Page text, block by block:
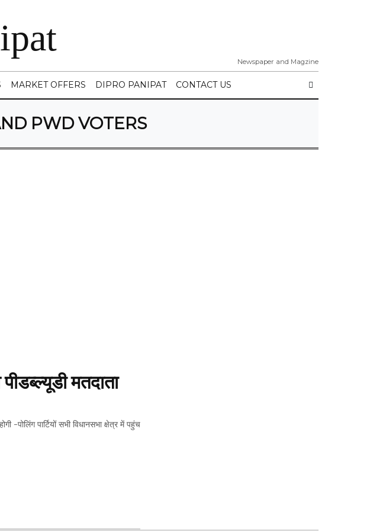
Newspaper and Magzine
MARKET OFFERS DIPRO PANIPAT CONTACT US
PWD VOTERS
मतदाता
-पोलिंग पार्टियों सभी विधानसभा क्षेत्र में पहुंच